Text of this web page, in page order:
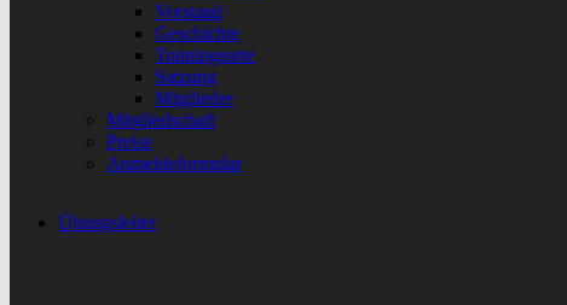
Vorstand
Geschichte
Trainingsorte
Satzung
Mitglieder
Mitgliedschaft
Preise
Anmeldeformular
Übungsleiter